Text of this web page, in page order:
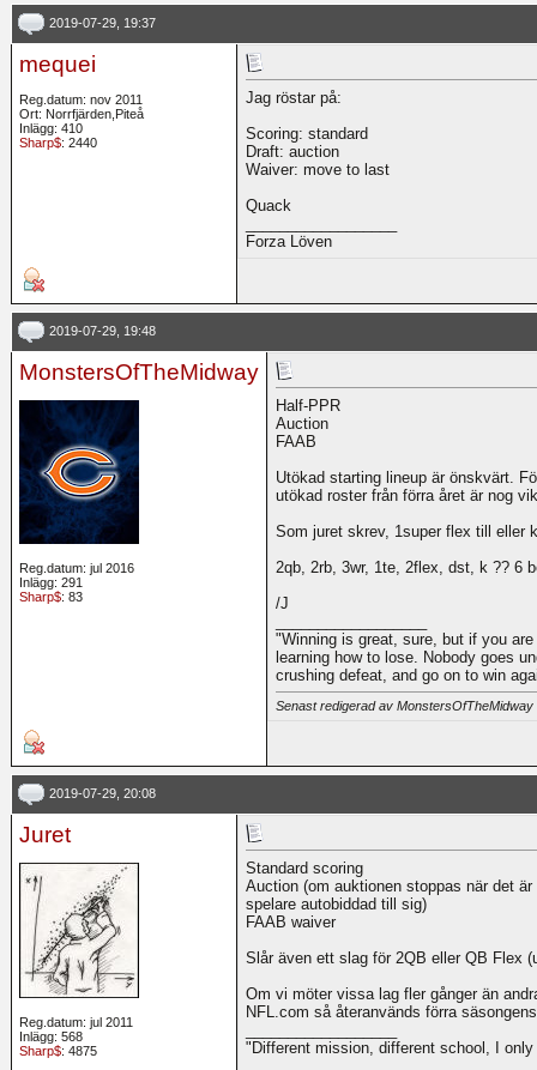
2019-07-29, 19:37
mequei
Reg.datum: nov 2011
Ort: Norrfjärden,Piteå
Inlägg: 410
Sharp$: 2440
Jag röstar på:
Scoring: standard
Draft: auction
Waiver: move to last
Quack
Forza Löven
2019-07-29, 19:48
MonstersOfTheMidway
Reg.datum: jul 2016
Inlägg: 291
Sharp$: 83
Half-PPR
Auction
FAAB
Utökad starting lineup är önskvärt.
utökad roster från förra året är nog
Som juret skrev, 1super flex till eller
2qb, 2rb, 3wr, 1te, 2flex, dst, k ?? 6
/J
"Winning is great, sure, but if you
learning how to lose. Nobody goes
crushing defeat, and go on to win
Senast redigerad av
2019-07-29, 20:08
Juret
Reg.datum: jul 2011
Inlägg: 568
Sharp$: 4875
Standard scoring
Auction (om auktionen stoppas när det
spelare autobiddad till sig)
FAAB waiver
Slår även ett slag för 2QB eller QB Flex
Om vi möter vissa lag fler gånger än
NFL.com så återanvänds förra
"Different mission, different school, I